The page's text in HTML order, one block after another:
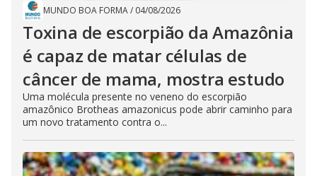
MUNDO BOA FORMA/ 04/08/2026
Toxina de escorpião da Amazônia
é capaz de matar células de
câncer de mama, mostra estudo
Uma molécula presente no veneno do escorpião
amazônico Brotheas amazonicus pode abrir caminho para
um novo tratamento contra o...